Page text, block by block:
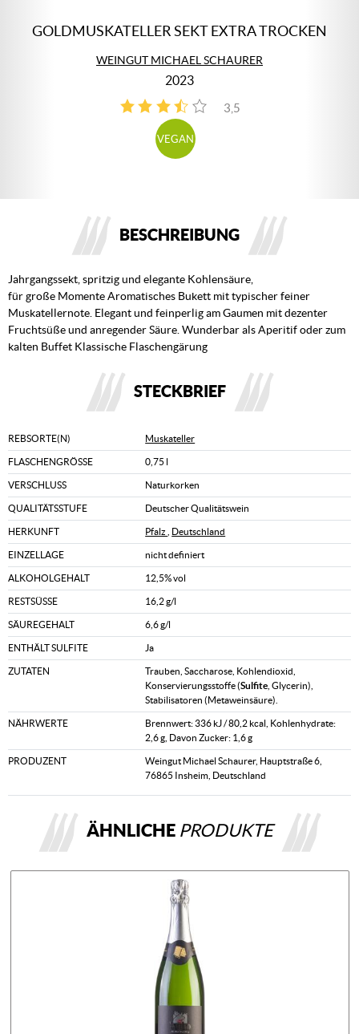
GOLDMUSKATELLER SEKT EXTRA TROCKEN
WEINGUT MICHAEL SCHAURER
2023
3,5
2
VEGAN
BESCHREIBUNG
Jahrgangssekt, spritzig und elegante Kohlensäure,
für große Momente Aromatisches Bukett mit typischer feiner
Muskatellernote. Elegant und feinperlig am Gaumen mit dezenter
Fruchtsüße und anregender Säure. Wunderbar als Aperitif oder zum
kalten Buffet Klassische Flaschengärung
STECKBRIEF
REBSORTE(N) Muskateller
FLASCHENGRÖSSE 0,75 l
VERSCHLUSS Naturkorken
QUALITÄTSSTUFE Deutscher Qualitätswein
HERKUNFT Pfalz Deutschland
EINZELLAGE nicht definiert
ALKOHOLGEHALT 12,5% vol
RESTSÜSSE 16,2 g/l
SÄUREGEHALT 6,6 g/l
ENTHÄLT SULFITE Ja
ZUTATEN
Trauben, Saccharose, Kohlendioxid,
Konservierungsstoffe (Sulfite , Glycerin),
Stabilisatoren (Metaweinsäure).
NÄHRWERTE
Brennwert: 336 kJ / 80,2 kcal, Kohlenhydrate:
2,6 g, Davon Zucker: 1,6 g
PRODUZENT
Weingut Michael Schaurer, Hauptstraße 6,
76865 Insheim, Deutschland
ÄHNLICHE PRODUKTE